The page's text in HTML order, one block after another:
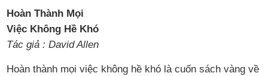
Hoàn Thành Mọi
Việc Không Hề Khó
Tác giả : David Allen
Hoàn thành mọi việc không hề khó là cuốn sách vàng về